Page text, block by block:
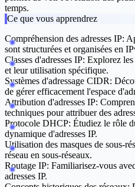
temps.
Ce que vous apprendrez
Compréhension des adresses IP:
sont structurées et organisées en
Classes d'adresses IP: Explorez les
et leur utilisation spécifique.
Systèmes d'adressage CIDR:
de gérer efficacement l'espace
Attribution d'adresses IP:
techniques pour attribuer des
Protocole DHCP: Étudiez le rôle
dynamique d'adresses IP.
Utilisation des masques de sous-
réseau en sous-réseaux.
Routage IP: Familiarisez-vous
adresses IP.